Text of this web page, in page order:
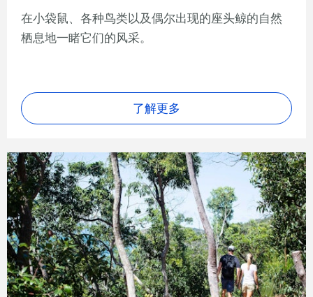
在小袋鼠、各种鸟类以及偶尔出现的座头鲸的自然
栖息地一睹它们的风采。
了解更多